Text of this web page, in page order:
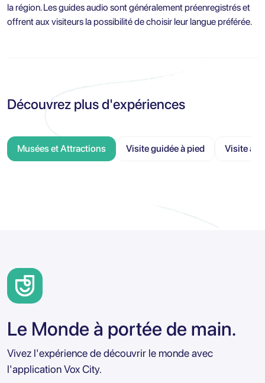
la région. Les guides audio sont généralement préenregistrés et
offrent aux visiteurs la possibilité de choisir leur langue préférée.
Découvrez plus d'expériences
Musées et Attractions Visite guidée à pied Visite
Le Monde à portée de main.
Vivez l'expérience de découvrir le monde avec
l'application Vox City.